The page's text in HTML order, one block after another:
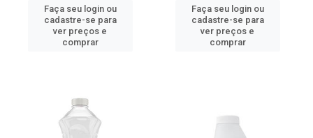
Faça seu login ou
cadastre-se para
ver preços e
comprar
Faça seu login ou
cadastre-se para
ver preços e
comprar